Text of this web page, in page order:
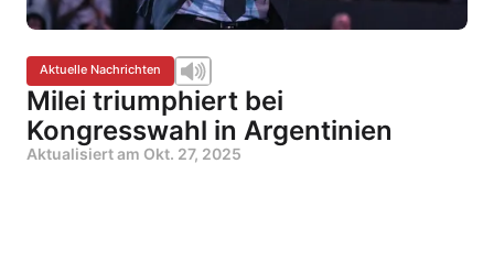
Aktuelle Nachrichten
Milei triumphiert bei
Kongresswahl in Argentinien
Aktualisiert am Okt. 27, 2025